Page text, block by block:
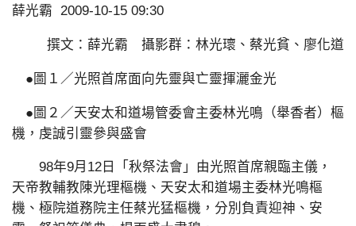
薛光霸 2009-10-15 09:30
撰文：薛光霸 攝影群：林光瓌、蔡光貧、廖化道
●圖１／光照首席面向先靈與亡靈揮灑金光
●圖２／天安太和道場管委會主委林光鳴（舉香者）樞
機，虔誠引靈參與盛會
98年9月12日「秋祭法會」由光照首席親臨主儀，
天帝教輔教陳光理樞機、天安太和道場主委林光鳴樞
機、極院道務院主任蔡光猛樞機，分別負責迎神、安